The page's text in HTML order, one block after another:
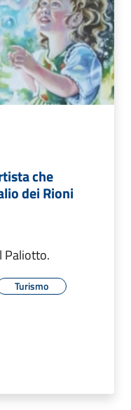
che
dei Rioni
Paliotto.
Turismo